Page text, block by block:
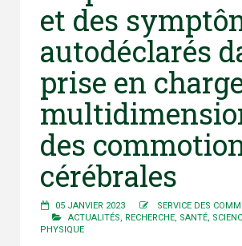
et des
autodéclarés
prise en
des
cérébrales
05 JANVIER 2023
SERVICE DES
ACTUALITÉS, RECHERCHE, SANTÉ,
PHYSIQUE